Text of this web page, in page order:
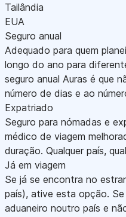
Tailândia
EUA
Seguro anual
Adequado para quem
longo do ano para
seguro anual Auras é que
número de dias e ao
Expatriado
Seguro para nómadas e
médico de viagem
duração. Qualquer país,
Já em viagem
Se já se encontra no
país), ative esta opção.
aduaneiro noutro país e